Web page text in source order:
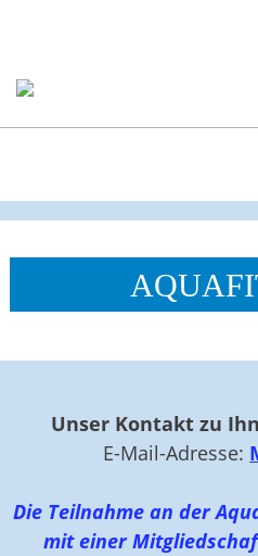
Unser Kontakt zu
E-Mail-Adresse:
Die Teilnahme an der
mit einer